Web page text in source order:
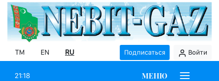
TM EN RU Подписаться Войти
21:18 МЕНЮ